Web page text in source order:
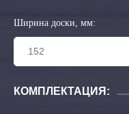
Ширина доски, мм:
КОМПЛЕКТАЦИЯ: